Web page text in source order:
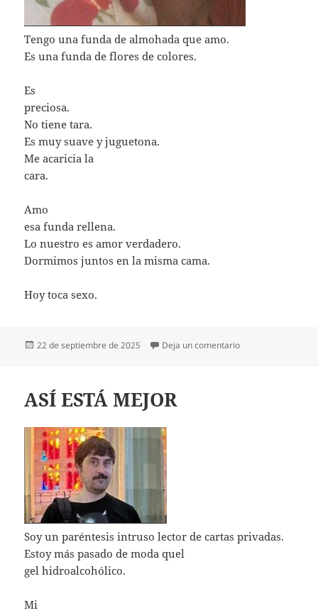
Tengo una funda de almohada que amo.
Es una funda de flores de colores.
Es
preciosa.
No tiene tara.
Es muy suave y juguetona.
Me acaricia la
cara.
Amo
esa funda rellena.
Lo nuestro es amor verdadero.
Dormimos juntos en la misma cama.
Hoy toca sexo.
Publicado
22 de septiembre de 2025 Deja un comentarioen HOY TOCA SEXO
ASÍ ESTÁ MEJOR
Soy un paréntesis intruso lector de cartas privadas.
Estoy más pasado de moda quel
gel hidroalcohólico.
Mi